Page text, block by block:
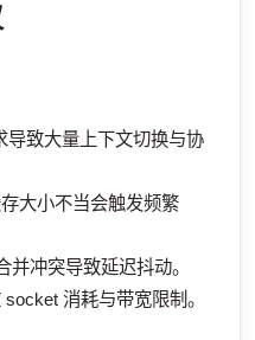
导致大量上下文切换与协
大小不当会触发频繁
冲突导致延迟抖动。
消耗与带宽限制。